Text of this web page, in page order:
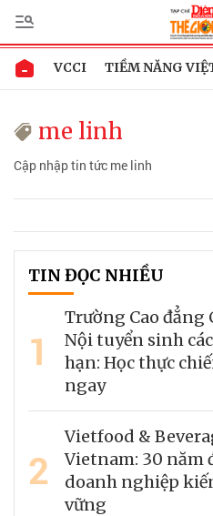
VCCI TIỀM NĂNG
me linh
Cập nhập tin tức me linh
TIN ĐỌC NHIỀU
1
Trường Cao đẳng
Nội tuyển sinh
hạn: Học thực
ngay
2
Vietfood &
Vietnam: 30 năm
doanh nghiệp
vững